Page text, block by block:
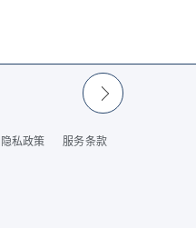
隐私政策
服务条款